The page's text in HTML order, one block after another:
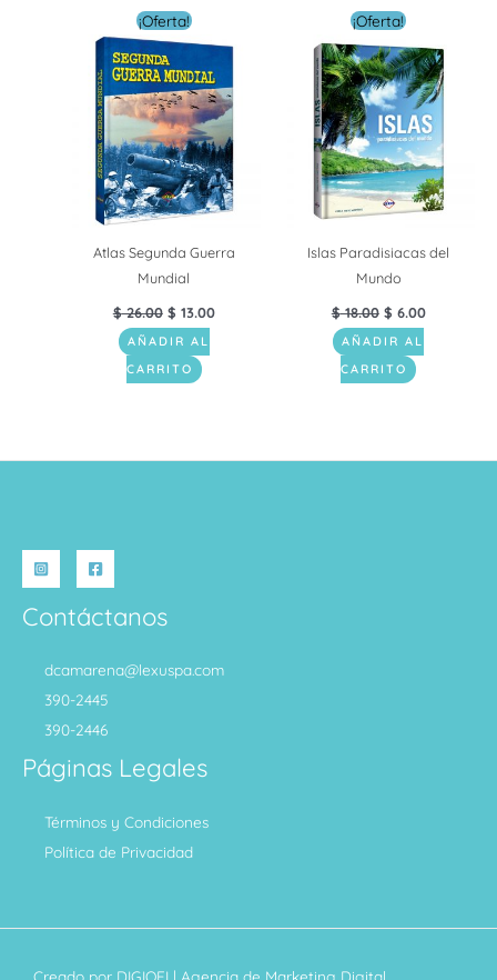
¡Oferta!
Atlas Segunda Guerra
Mundial
$26.00
El
precio
original
era:
$ 26.00.
$ 13.00
actual
es:
$ 13.00.
AÑADIR AL
CARRITO
¡Oferta!
Islas Paradisiacas del
Mundo
$18.00
El
precio
original
era:
$ 18.00.
$ 6.00
actual
es:
$ 6.00.
AÑADIR AL
CARRITO
Contáctanos
dcamarena@lexuspa.com
390-2445
390-2446
Páginas Legales
Términos y Condiciones
Política de Privacidad
Creado por DIGIOFI | Agencia de Marketing Digital